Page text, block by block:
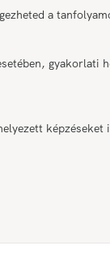
a
gyakorlati
képzéseket